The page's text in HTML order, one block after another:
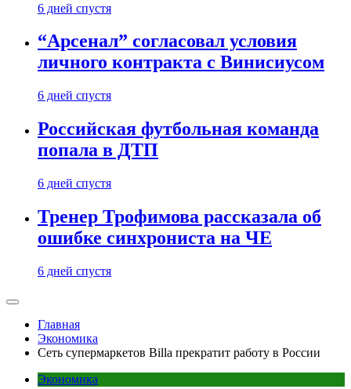
6 дней спустя
“Арсенал” согласовал условия
личного контракта с Винисиусом
6 дней спустя
Российская футбольная команда
попала в ДТП
6 дней спустя
Тренер Трофимова рассказала об
ошибке синхрониста на ЧЕ
6 дней спустя
Главная
Экономика
Сеть супермаркетов Billa прекратит работу в России
Экономика